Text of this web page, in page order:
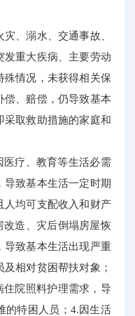
、溺水、交通事故、
发重大疾病、主要劳动
殊情况，未获得相关保
偿、赔偿，仍导致基本
采取救助措施的家庭和
医疗、教育等生活必需
导致基本生活一定时期
人均可支配收入和财产
造、灾后倒塌房屋恢
导致基本生活出现严重
相对贫困帮扶对象；
院照料护理需求，导
的特困人员；4.因生活